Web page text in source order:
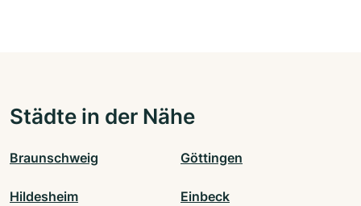
Städte in der Nähe
Braunschweig Göttingen
Hildesheim Einbeck